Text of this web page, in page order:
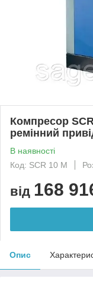
Компресор
ремінний
В наявності
Код: SCR 10 M
від 168
Опис